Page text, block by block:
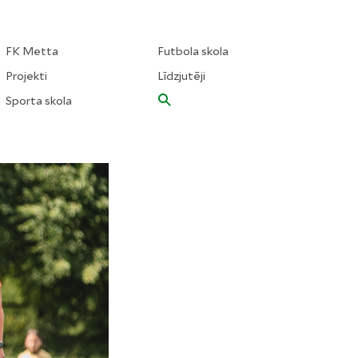
FK Metta
Projekti
Sporta skola
Futbola skola
Līdzjutēji